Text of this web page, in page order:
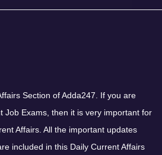
Section of Adda247. If you are
Job Exams, then it is very important for
Affairs. All the important updates
included in this Daily Current Affairs